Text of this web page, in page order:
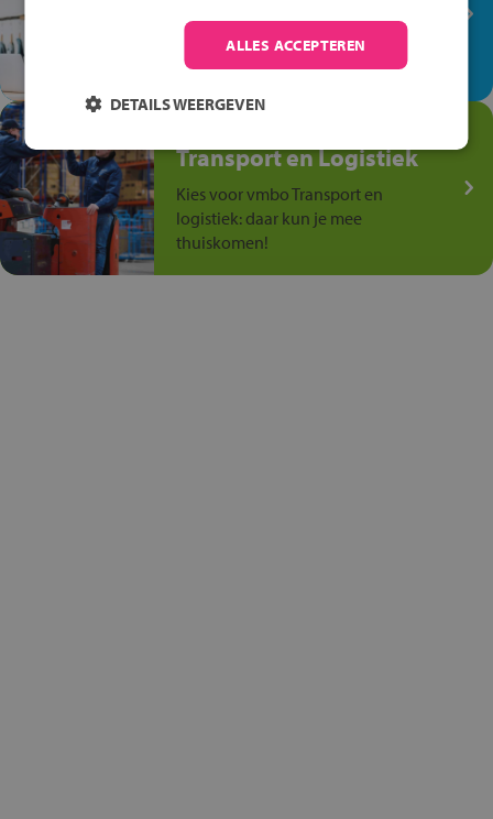
Ontdek via het vmbo jouw talent
op de winkelvloer, waar elke dag
anders is!
Transport en Logistiek
Kies voor vmbo Transport en
logistiek: daar kun je mee
thuiskomen!
ALLES ACCEPTEREN
DETAILS WEERGEVEN